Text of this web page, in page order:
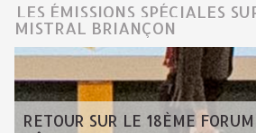
LES ÉMISSIONS SPÉCIALES
MISTRAL BRIANÇON
RETOUR SUR LE 18ÈME